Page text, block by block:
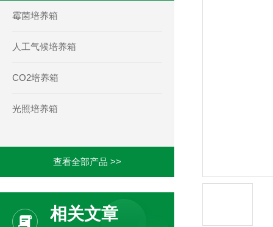
霉菌培养箱
人工气候培养箱
CO2培养箱
光照培养箱
查看全部产品 >>
相关文章